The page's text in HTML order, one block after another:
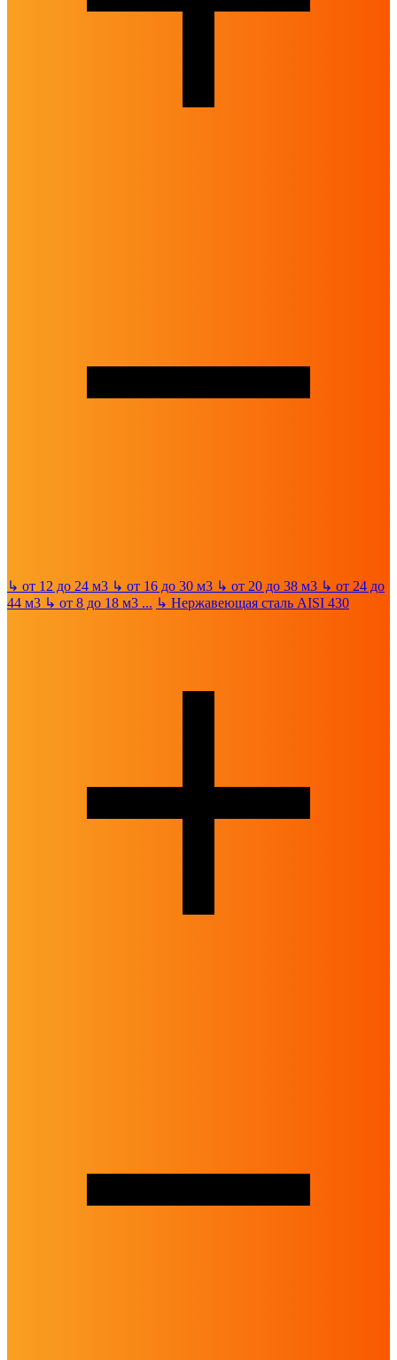
↳ от 12 до 24 м3 ↳ от 16 до 30 м3 ↳ от 20 до 38 м3 ↳ от 24 до
44 м3 ↳ от 8 до 18 м3 ... ↳ Нержавеющая сталь AISI 430